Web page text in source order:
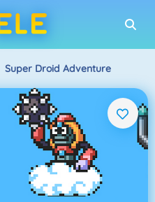
Super Droid Adventure